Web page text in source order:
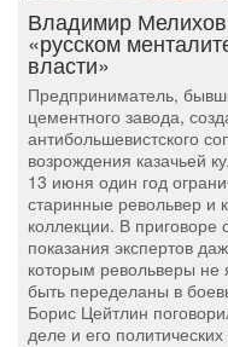
Владимир
«русском
власти»
Предприниматель,
цементного завода,
антибольшевистского
возрождения казачьей
13 июня один год
старинные револьвер и
коллекции. В приговоре
показания экспертов
которым револьверы
быть переделаны в
Борис Цейтлин
деле и его политических